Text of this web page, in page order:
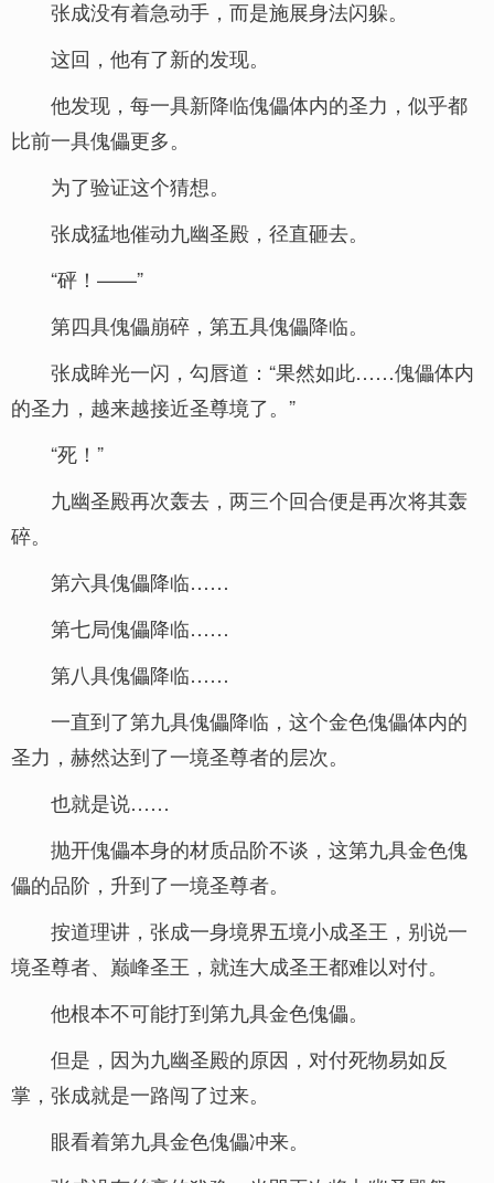
张成没有着急动手，而是施展身法闪躲。
这回，他有了新的发现。
他发现，每一具新降临傀儡体内的圣力，似乎都
比前一具傀儡更多。
为了验证这个猜想。
张成猛地催动九幽圣殿，径直砸去。
“砰！——”
第四具傀儡崩碎，第五具傀儡降临。
张成眸光一闪，勾唇道：“果然如此……傀儡体内
的圣力，越来越接近圣尊境了。”
“死！”
九幽圣殿再次轰去，两三个回合便是再次将其轰
碎。
第六具傀儡降临……
第七局傀儡降临……
第八具傀儡降临……
一直到了第九具傀儡降临，这个金色傀儡体内的
圣力，赫然达到了一境圣尊者的层次。
也就是说……
抛开傀儡本身的材质品阶不谈，这第九具金色傀
儡的品阶，升到了一境圣尊者。
按道理讲，张成一身境界五境小成圣王，别说一
境圣尊者、巅峰圣王，就连大成圣王都难以对付。
他根本不可能打到第九具金色傀儡。
但是，因为九幽圣殿的原因，对付死物易如反
掌，张成就是一路闯了过来。
眼看着第九具金色傀儡冲来。